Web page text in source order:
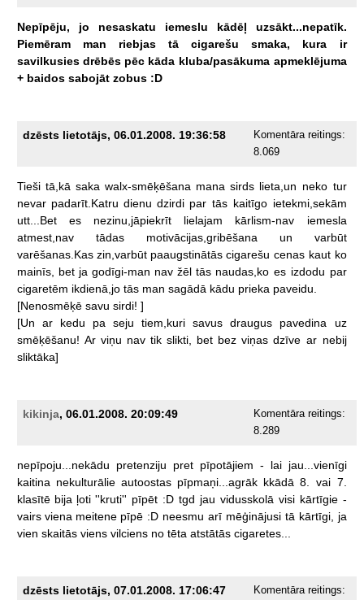
Nepīpēju, jo nesaskatu iemeslu kādēļ
uzsākt...nepatīk.
Piemēram
man riebjas tā cigarešu smaka, kura
ir
savilkusies drēbēs pēc kāda kluba/pasākuma apmeklējuma
+ baidos sabojāt zobus :D
dzēsts lietotājs, 06.01.2008. 19:36:58
Komentāra reitings:
8.069
Tieši tā,kā saka walx-smēķēšana mana sirds lieta,un neko tur
nevar padarīt.Katru dienu dzirdi par tās kaitīgo ietekmi,sekām
utt...Bet
es nezinu,jāpiekrīt lielajam kārlism-nav
iemesla
atmest,nav
tādas motivācijas,gribēšana un
varbūt
varēšanas.Kas zin,varbūt paaugstinātās cigarešu cenas kaut ko
mainīs,
bet ja godīgi-man nav žēl tās naudas,ko es izdodu par
cigaretēm ikdienā,jo tās man sagādā kādu prieka paveidu.
[Nenosmēķē savu sirdi! ]
[Un
ar kedu pa seju tiem,kuri savus draugus pavedina
uz
smēķēšanu! Ar viņu nav tik slikti, bet bez viņas dzīve ar nebij
sliktāka]
kikinja, 06.01.2008. 20:09:49
Komentāra reitings:
8.289
nepīpoju...nekādu pretenziju pret pīpotājiem - lai jau...vienīgi
kaitina nekulturālie autoostas pīpmaņi...agrāk kkādā 8. vai 7.
klasītē bija ļoti ''kruti'' pīpēt :D tgd jau vidusskolā visi kārtīgie -
vairs viena meitene pīpē :D neesmu arī mēģinājusi tā kārtīgi,
ja
vien skaitās viens vilciens no tēta atstātās cigaretes...
dzēsts lietotājs, 07.01.2008. 17:06:47
Komentāra reitings: